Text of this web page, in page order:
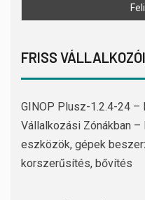
FRISS
GINOP Plusz-1.2.4-24 –
Vállalkozási Zónákban
eszközök, gépek
korszerűsítés, bővítés